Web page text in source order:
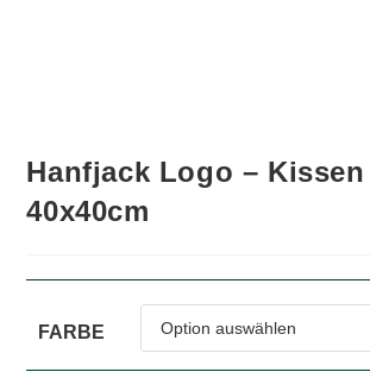
Hanfjack Logo –
40x40cm
FARBE